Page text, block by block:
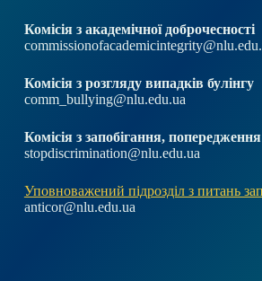
Комісія з академічної доброчесності
Комісія з розгляду випадків булінгу
comm_bullying@nlu.edu.ua
Комісія з запобігання,
stopdiscrimination@nlu.edu.ua
Уповноважений підрозділ з питань
anticor@nlu.edu.ua